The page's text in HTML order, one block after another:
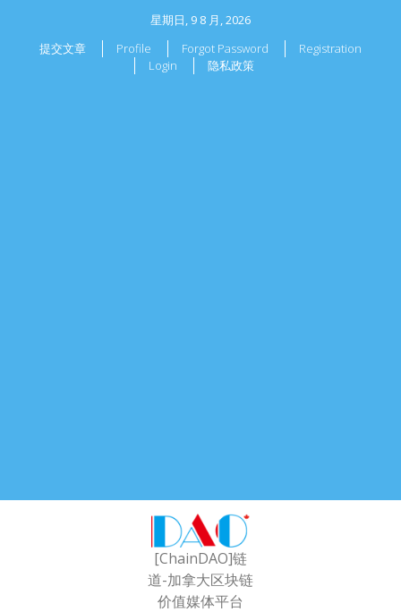
星期日, 9 8 月, 2026
提交文章
Profile Forgot Password
Registration
Login
隐私政策
[ChainDAO]链
道-加拿大区块链
价值媒体平台